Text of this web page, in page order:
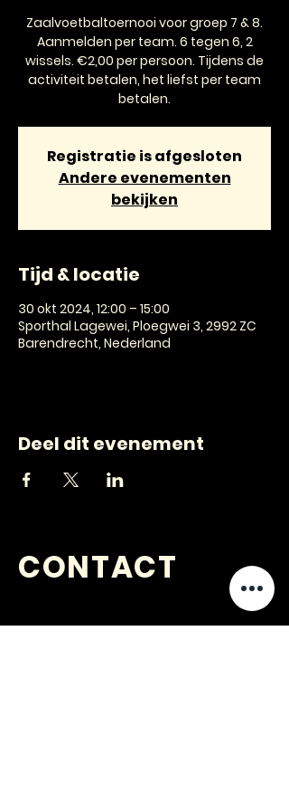
Zaalvoetbaltoernooi voor groep 7 & 8.
Aanmelden per team. 6 tegen 6, 2
wissels. €2,00 per persoon. Tijdens de
activiteit betalen, het liefst per team
betalen.
Registratie is afgesloten
Andere evenementen
bekijken
Tijd & locatie
30 okt 2024, 12:00 – 15:00
Sporthal Lagewei, Ploegwei 3, 2992 ZC
Barendrecht, Nederland
Deel dit evenement
CONTACT
VRAGEN